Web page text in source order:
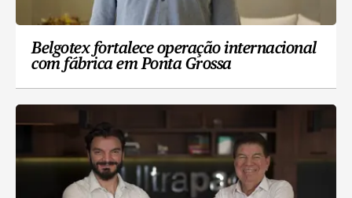
Belgotex fortalece operação internacional
com fábrica em Ponta Grossa